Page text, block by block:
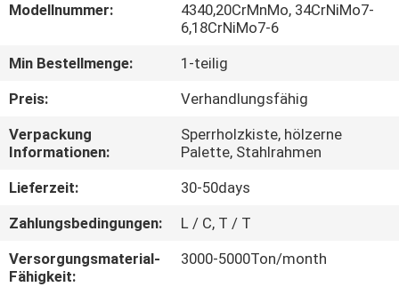
AUSFLUG
QUALITÄTSKONTROLLE
SITEMAP
PRIVACY
POLICY
Modellnummer:
4340,20CrMnMo, 34CrNiMo7-
6,18CrNiMo7-6
Min Bestellmenge:
1-teilig
Preis:
Verhandlungsfähig
Verpackung
Informationen:
Sperrholzkiste, hölzerne
Palette, Stahlrahmen
Lieferzeit:
30-50days
Zahlungsbedingungen:
L / C, T / T
Versorgungsmaterial-
Fähigkeit:
3000-5000Ton/month